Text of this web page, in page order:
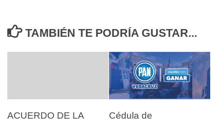
TAMBIÉN TE PODRÍA GUSTAR...
ACUERDO DE LA
Cédula de